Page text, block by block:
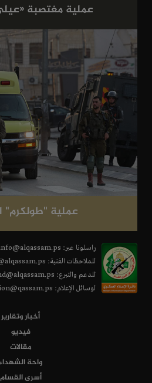
عملية مغتصبة
عملية "طولكرم"
راسلونا عبر: info@alqassam.ps
للملاحظات الفنية: admin@alqassam.ps
للدعم والتبرع: fund@alqassam.ps
لوسائل الإعلام: public-relation@qassam.ps
أخبار وتقارير
فيديو
مقالات
واحة
أسرى القسام